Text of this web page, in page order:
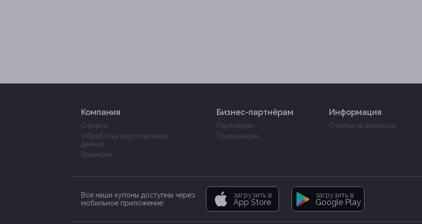
Компания
Оферта
Обработка персональных
данных
Вакансии
Бизнес-партнёрам
Партнёрам
Промоакции
Информация
Ответы на вопросы
Все наши купоны доступны через
мобильное приложение:
загрузить в
App Store
загрузить в
Google Play